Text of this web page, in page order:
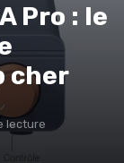
Pro : le
cher
lecture